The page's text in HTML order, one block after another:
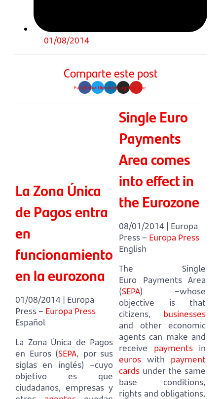
01/08/2014
Comparte este post
FacebookTwitterLinkedinInstagramYoutube
La Zona Única
de Pagos entra
en
funcionamiento
en la eurozona
01/08/2014 | Europa
Press – Europa Press
Español
La Zona Única de Pagos
en Euros (SEPA, por sus
siglas en inglés) –cuyo
objetivo es que
ciudadanos, empresas y
Single Euro
Payments
Area comes
into effect in
the Eurozone
08/01/2014 | Europa
Press – Europa Press
English
The Single
Euro Payments Area
(SEPA) –whose
objective is that
citizens, businesses
and other economic
agents can make and
receive paymentsin
euros with payment
cards under the same
base conditions,
rights and obligations,